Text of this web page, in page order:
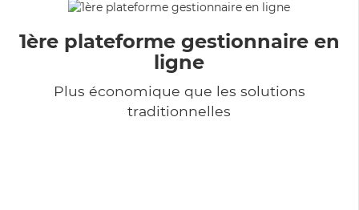
1ère plateforme gestionnaire en
ligne
Plus économique que les solutions
traditionnelles